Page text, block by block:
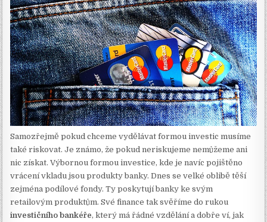
Samozřejmě pokud chceme vydělávat formou investic musíme
také riskovat. Je známo, že pokud neriskujeme nemůžeme ani
nic získat. Výbornou formou investice, kde je navíc pojištěno
vrácení vkladu jsou produkty banky. Dnes se velké oblibě těší
zejména podílové fondy. Ty poskytují banky ke svým
retailovým produktům. Své finance tak svěříme do rukou
investičního bankéře, který má řádné vzdělání a dobře ví, jak